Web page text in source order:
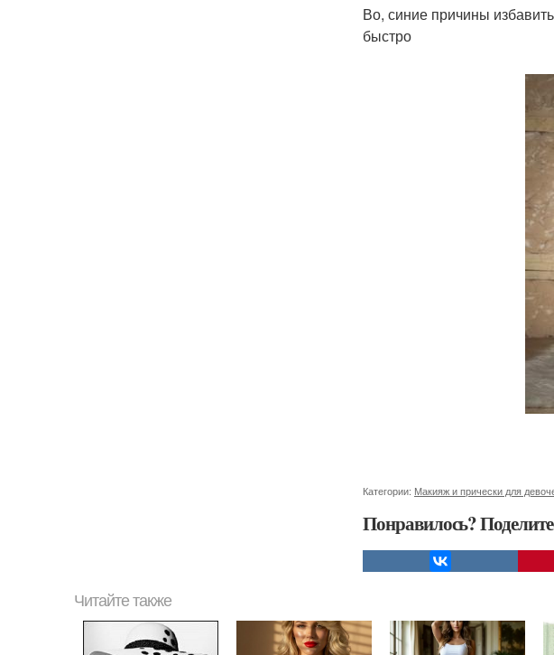
Во, синие причины
быстро
Категории: Макияж и прически для
Понравилось?
Читайте также